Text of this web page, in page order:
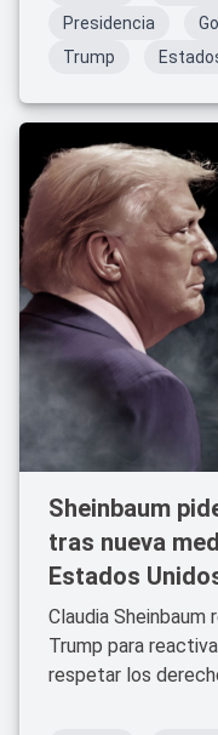
Presidencia
Trump
Sheinbaum
tras nueva
Estados
Claudia Sheinbaum
Trump para
respetar los